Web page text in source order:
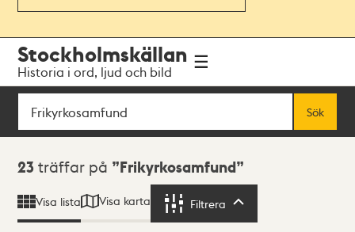
navigationen
huvudinnehållet
Stockholmskällan
Historia i ord, ljud och bild
Sök
Sök
Sökresultat
23 träffar på Frikyrkosamfund
Visa lista Visa karta Filtrera